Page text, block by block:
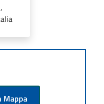
Mappa